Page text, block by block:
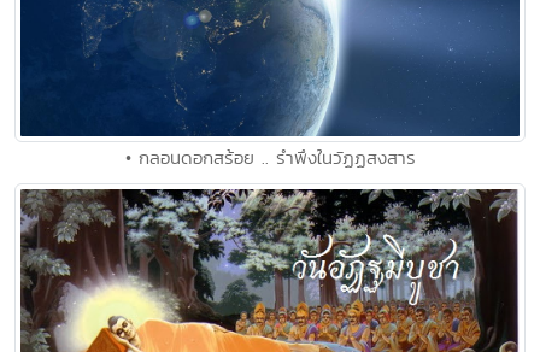
• กลอนดอกสร้อย .. รำพึงในวัฏฏสงสาร